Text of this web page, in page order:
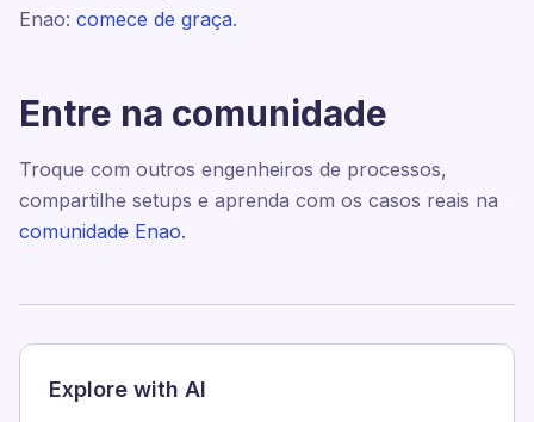
Enao: comece de graça.
Entre na comunidade
Troque com outros engenheiros de processos,
compartilhe setups e aprenda com os casos reais na
comunidade Enao.
Explore with AI